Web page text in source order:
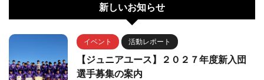
新しいお知らせ
イベント 活動レポート
【ジュニアユース】２０２７年度新入団
選手募集の案内